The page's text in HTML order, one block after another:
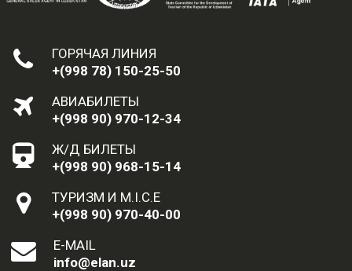
ГОРЯЧАЯ ЛИНИЯ
+(998 78) 150-25-50
АВИАБИЛЕТЫ
+(998 90) 970-12-34
Ж/Д БИЛЕТЫ
+(998 90) 968-15-14
ТУРИЗМ И M.I.C.E
+(998 90) 970-40-00
E-MAIL
info@elan.uz